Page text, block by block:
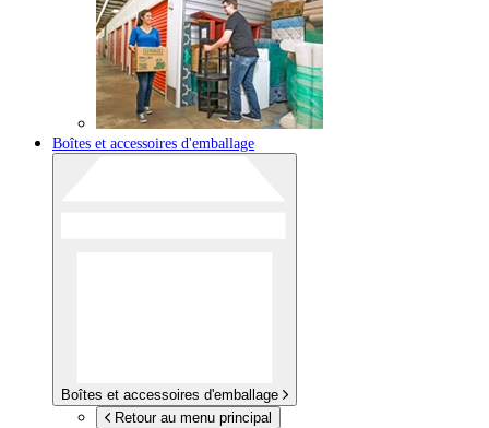
Boîtes et accessoires d'emballage
Boîtes et accessoires d'emballage
Retour au menu principal